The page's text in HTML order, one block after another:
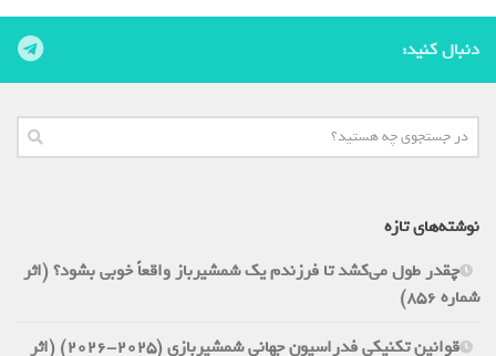
دنبال کنید:
نوشته‌های تازه
چقدر طول می‌کشد تا فرزندم یک شمشیرباز واقعاً خوبی بشود؟ (اثر
شماره 856)
قوانین تکنیکی فدراسیون جهانی شمشیربازی (2025-2026) (اثر